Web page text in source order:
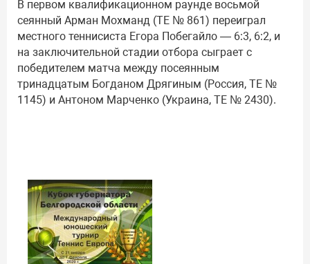
В первом квалификационном раунде восьмой
сеянный Арман Мохманд (TE № 861) переиграл
местного теннисиста Егора Побегайло — 6:3, 6:2, и
на заключительной стадии отбора сыграет с
победителем матча между посеянным
тринадцатым Богданом Дрягиным (Россия, TE №
1145) и Антоном Марченко (Украина, TE № 2430).